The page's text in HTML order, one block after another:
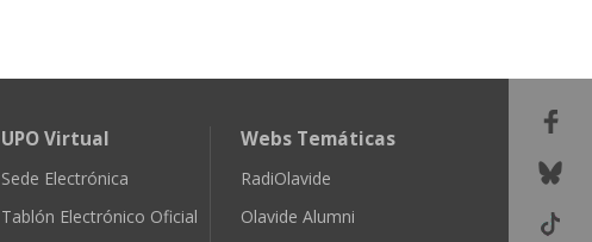
UPO Virtual
Sede Electrónica
Tablón Electrónico Oficial
Webs Temáticas
RadiOlavide
Olavide Alumni